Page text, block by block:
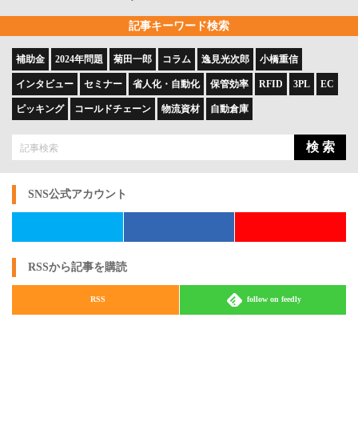
記事キーワード検索
補助金 2024年問題 菊田一郎 コラム 逸見光次郎 小橋重信
インタビュー セミナー 省人化・自動化 保管効率 RFID 3PL EC
ピッキング コールドチェーン 物流資材 自動倉庫
検 索
SNS公式アカウント
RSSから記事を購読
RSS follow on feedly